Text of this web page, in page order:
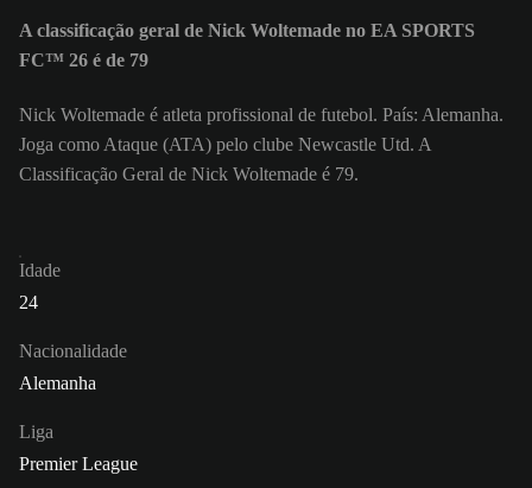
A classificação geral de Nick Woltemade no EA SPORTS
FC™ 26 é de 79
Nick Woltemade é atleta profissional de futebol. País: Alemanha.
Joga como Ataque (ATA) pelo clube Newcastle Utd. A
Classificação Geral de Nick Woltemade é 79.
Idade
24
Nacionalidade
Alemanha
Liga
Premier League